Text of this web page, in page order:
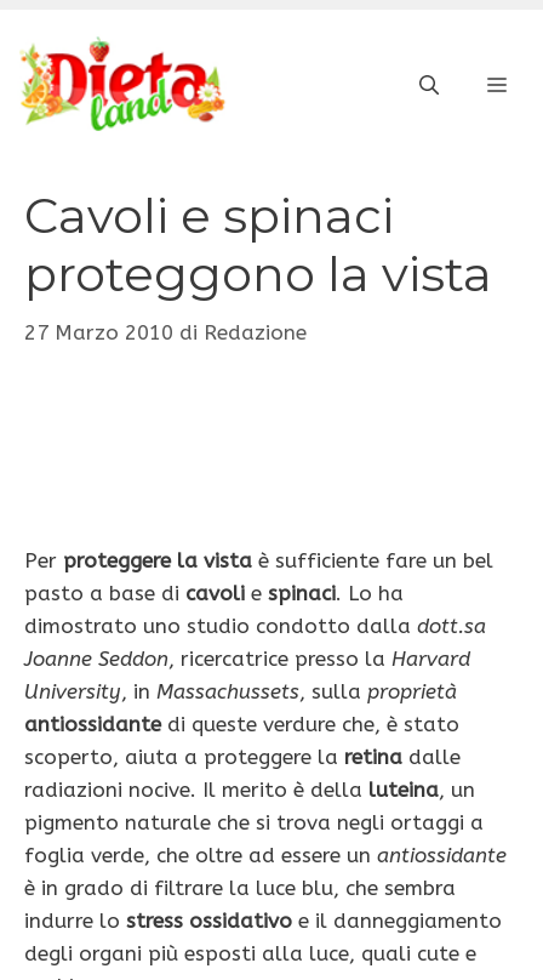
contenuto
Cavoli e spinaci
proteggono la vista
27 Marzo 2010 di Redazione
Per proteggere la vista è sufficiente fare un bel
pasto a base di cavoli e spinaci. Lo ha
dimostrato uno studio condotto dalla dott.sa
Joanne Seddon, ricercatrice presso la Harvard
University, in Massachussets, sulla proprietà
antiossidantedi queste verdure che, è stato
scoperto, aiuta a proteggere la retina dalle
radiazioni nocive. Il merito è della luteina, un
pigmento naturale che si trova negli ortaggi a
foglia verde, che oltre ad essere un antiossidante
è in grado di filtrare la luce blu, che sembra
indurre lo stress ossidativo e il danneggiamento
degli organi più esposti alla luce, quali cute e